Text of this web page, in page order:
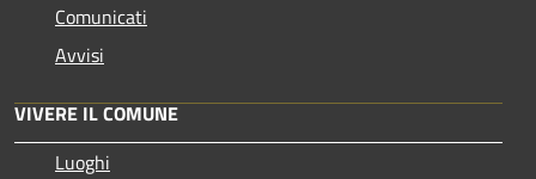
Comunicati
Avvisi
VIVERE IL COMUNE
Luoghi